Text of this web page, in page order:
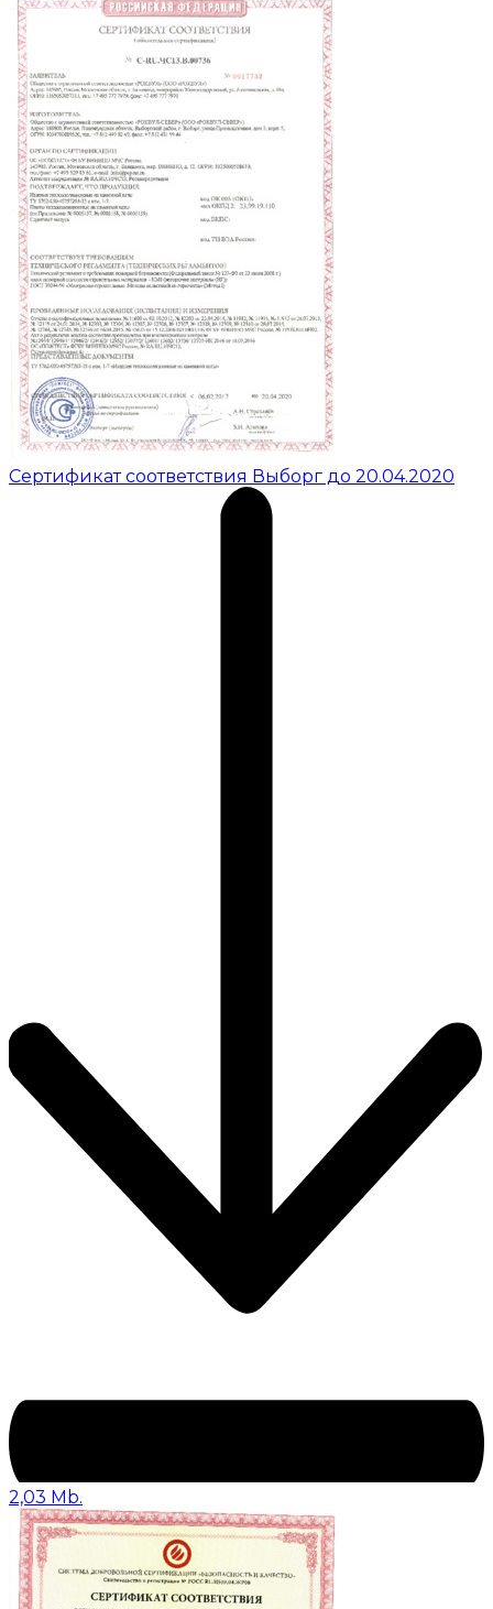
Сертификат соответствия Выборг до 20.04.2020
2,03 Mb.